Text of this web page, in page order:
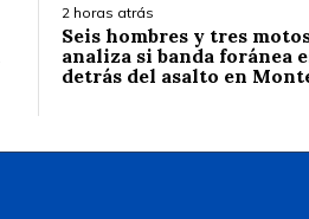
2 horas atrás
Seis hombres y tres
analiza si banda foránea
detrás del asalto en